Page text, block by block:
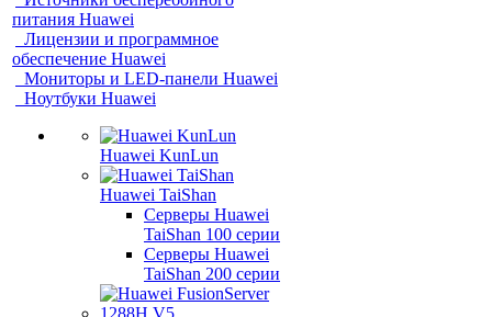
питания Huawei
Лицензии и программное
обеспечение Huawei
Мониторы и LED-панели Huawei
Ноутбуки Huawei
Huawei KunLun
Huawei TaiShan
Серверы Huawei
TaiShan 100 серии
Серверы Huawei
TaiShan 200 серии